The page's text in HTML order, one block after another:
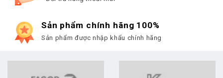
Sản phẩm chính hãng 100%
Sản phẩm được nhập khẩu chính hãng